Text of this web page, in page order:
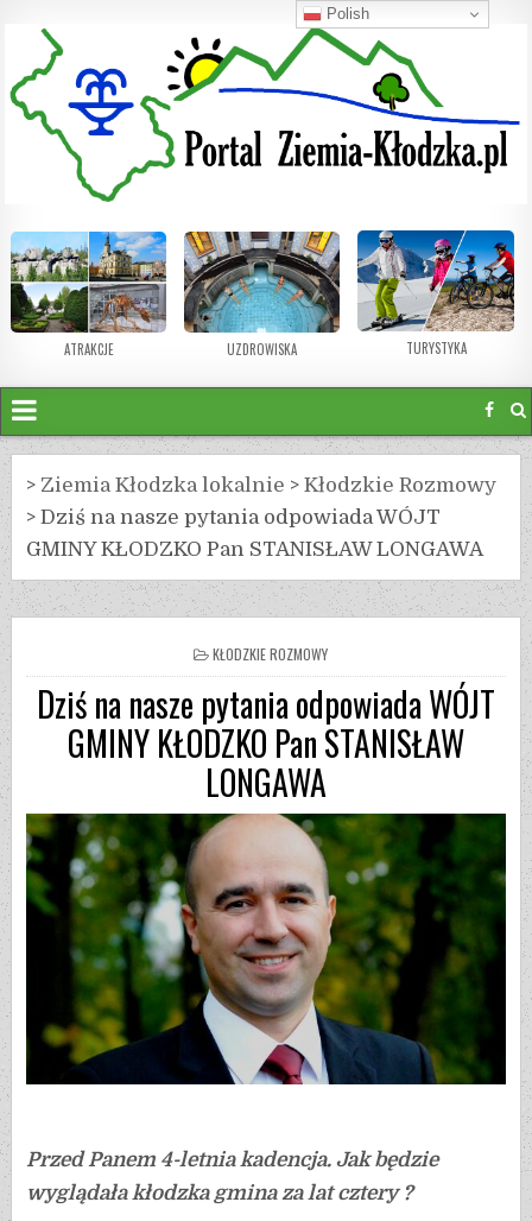
ATRAKCJE UZDROWISKA TURYSTYKA
> Ziemia Kłodzka lokalnie >Kłodzkie Rozmowy
>Dziś na nasze pytania odpowiada WÓJT
GMINY KŁODZKO Pan STANISŁAW LONGAWA
KŁODZKIE ROZMOWY
Dziś na nasze pytania odpowiada WÓJT
GMINY KŁODZKO Pan STANISŁAW
LONGAWA
Przed Panem 4-letnia kadencja. Jak będzie
wyglądała kłodzka gmina za lat cztery ?
Polish